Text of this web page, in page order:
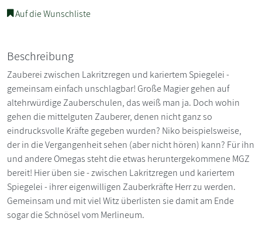
Auf die Wunschliste
Beschreibung
Zauberei zwischen Lakritzregen und kariertem Spiegelei -
gemeinsam einfach unschlagbar! Große Magier gehen auf
altehrwürdige Zauberschulen, das weiß man ja. Doch wohin
gehen die mittelguten Zauberer, denen nicht ganz so
eindrucksvolle Kräfte gegeben wurden? Niko beispielsweise,
der in die Vergangenheit sehen (aber nicht hören) kann? Für ihn
und andere Omegas steht die etwas heruntergekommene MGZ
bereit! Hier üben sie - zwischen Lakritzregen und kariertem
Spiegelei - ihrer eigenwilligen Zauberkräfte Herr zu werden.
Gemeinsam und mit viel Witz überlisten sie damit am Ende
sogar die Schnösel vom Merlineum.